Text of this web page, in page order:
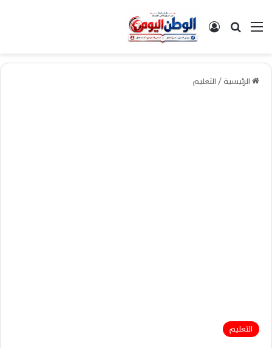
القائمةبحث عن تسجيل الدخول
الرئيسية/التعليم
التعليم